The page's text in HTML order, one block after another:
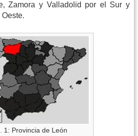
Zamora y Valladolid por el Sur y
1: Provincia de León